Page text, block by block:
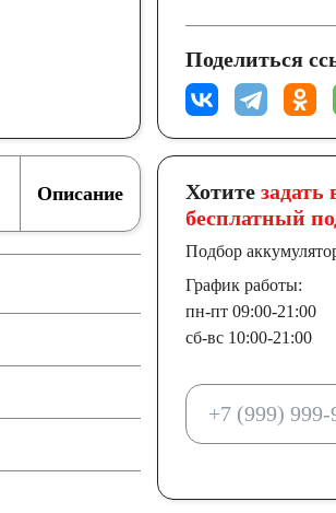
Поделиться
Описание Хотите задать
бесплатный
Подбор
График работы:
пн-пт 09:00-21:00
сб-вс 10:00-21:00